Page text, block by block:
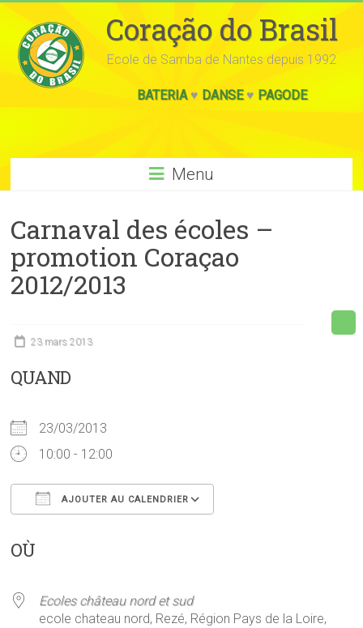
Coração do Brasil
Ecole de Samba de Nantes depuis 1992
BATERIA♥ DANSE♥ PAGODE
Menu
Carnaval des écoles –
promotion Coraçao
2012/2013
23 mars 2013
QUAND
23/03/2013
10:00 - 12:00
AJOUTER AU CALENDRIER
OÙ
Ecoles château nord et sud
ecole chateau nord, Rezé, Région Pays de la Loire,